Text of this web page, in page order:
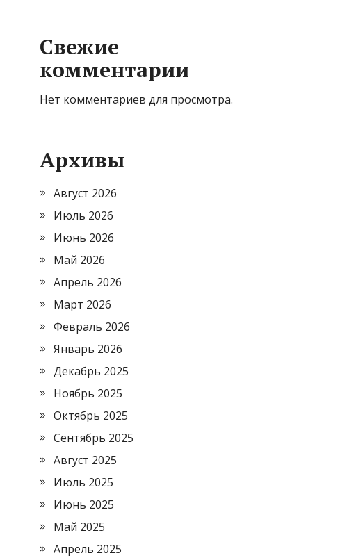
Свежие
комментарии
Нет комментариев для просмотра.
Архивы
Август 2026
Июль 2026
Июнь 2026
Май 2026
Апрель 2026
Март 2026
Февраль 2026
Январь 2026
Декабрь 2025
Ноябрь 2025
Октябрь 2025
Сентябрь 2025
Август 2025
Июль 2025
Июнь 2025
Май 2025
Апрель 2025